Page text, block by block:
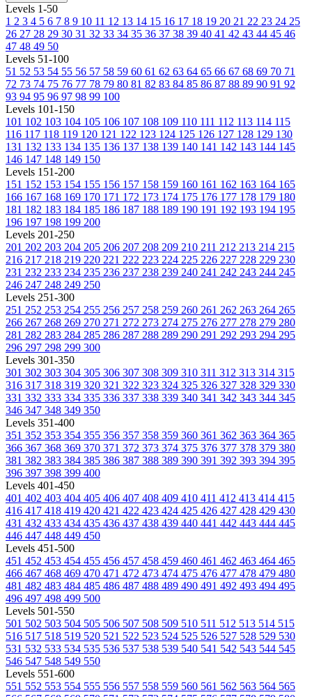
Levels 1-50
1 2 3 4 5 6 7 8 9 10 11 12 13 14 15 16 17 18 19 20 21 22 23 24 25
26 27 28 29 30 31 32 33 34 35 36 37 38 39 40 41 42 43 44 45 46
47 48 49 50
Levels 51-100
51 52 53 54 55 56 57 58 59 60 61 62 63 64 65 66 67 68 69 70 71
72 73 74 75 76 77 78 79 80 81 82 83 84 85 86 87 88 89 90 91 92
93 94 95 96 97 98 99 100
Levels 101-150
101 102 103 104 105 106 107 108 109 110 111 112 113 114 115
116 117 118 119 120 121 122 123 124 125 126 127 128 129 130
131 132 133 134 135 136 137 138 139 140 141 142 143 144 145
146 147 148 149 150
Levels 151-200
151 152 153 154 155 156 157 158 159 160 161 162 163 164 165
166 167 168 169 170 171 172 173 174 175 176 177 178 179 180
181 182 183 184 185 186 187 188 189 190 191 192 193 194 195
196 197 198 199 200
Levels 201-250
201 202 203 204 205 206 207 208 209 210 211 212 213 214 215
216 217 218 219 220 221 222 223 224 225 226 227 228 229 230
231 232 233 234 235 236 237 238 239 240 241 242 243 244 245
246 247 248 249 250
Levels 251-300
251 252 253 254 255 256 257 258 259 260 261 262 263 264 265
266 267 268 269 270 271 272 273 274 275 276 277 278 279 280
281 282 283 284 285 286 287 288 289 290 291 292 293 294 295
296 297 298 299 300
Levels 301-350
301 302 303 304 305 306 307 308 309 310 311 312 313 314 315
316 317 318 319 320 321 322 323 324 325 326 327 328 329 330
331 332 333 334 335 336 337 338 339 340 341 342 343 344 345
346 347 348 349 350
Levels 351-400
351 352 353 354 355 356 357 358 359 360 361 362 363 364 365
366 367 368 369 370 371 372 373 374 375 376 377 378 379 380
381 382 383 384 385 386 387 388 389 390 391 392 393 394 395
396 397 398 399 400
Levels 401-450
401 402 403 404 405 406 407 408 409 410 411 412 413 414 415
416 417 418 419 420 421 422 423 424 425 426 427 428 429 430
431 432 433 434 435 436 437 438 439 440 441 442 443 444 445
446 447 448 449 450
Levels 451-500
451 452 453 454 455 456 457 458 459 460 461 462 463 464 465
466 467 468 469 470 471 472 473 474 475 476 477 478 479 480
481 482 483 484 485 486 487 488 489 490 491 492 493 494 495
496 497 498 499 500
Levels 501-550
501 502 503 504 505 506 507 508 509 510 511 512 513 514 515
516 517 518 519 520 521 522 523 524 525 526 527 528 529 530
531 532 533 534 535 536 537 538 539 540 541 542 543 544 545
546 547 548 549 550
Levels 551-600
551 552 553 554 555 556 557 558 559 560 561 562 563 564 565